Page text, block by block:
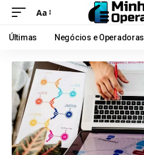
Aa
Últimas Negócios e Operadoras